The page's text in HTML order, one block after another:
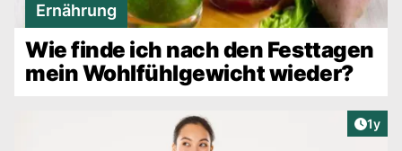
Ernährung
Wie finde ich nach den Festtagen
mein Wohlfühlgewicht wieder?
1y